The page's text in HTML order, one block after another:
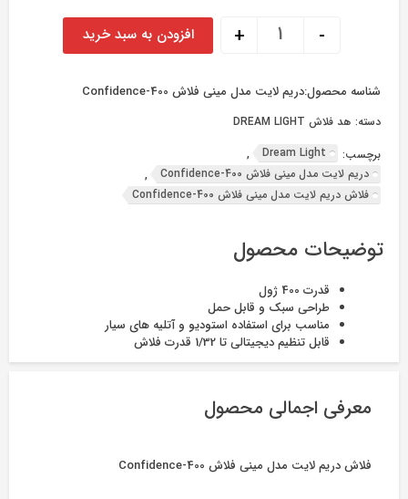
فلاش دریم لایت مدل مینی فلاش Confidence-400 عدد
-
+ افزودن به سبد خرید
شناسه محصول:دریم لایت مدل مینی فلاش Confidence-400
دسته: هد فلاش DREAM LIGHT
برچسب:
Dream Light
,
دریم لایت مدل مینی فلاش Confidence-400
,
فلاش دریم لایت مدل مینی فلاش Confidence-400
توضیحات محصول
قدرت 400 ژول
طراحی سبک و قابل حمل
مناسب برای استفاده استودیو و آتلیه های سیار
قابل تنظیم دیجیتالی تا 1/32 قدرت فلاش
معرفی اجمالی محصول
فلاش دریم لایت مدل مینی فلاش Confidence-400